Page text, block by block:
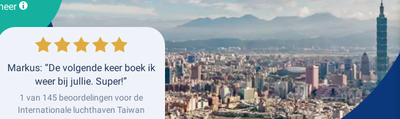
Inleveren
Markus: “De volgende keer boek ik
weer bij jullie. Super!”
1 van 145 beoordelingen voor de
Internationale luchthaven Taiwan